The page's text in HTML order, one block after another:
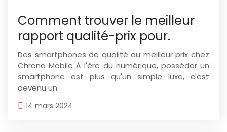
Comment trouver le meilleur
rapport qualité-prix pour.
Des smartphones de qualité au meilleur prix chez
Chrono Mobile À l'ère du numérique, posséder un
smartphone est plus qu'un simple luxe, c'est
devenu un.
14 mars 2024